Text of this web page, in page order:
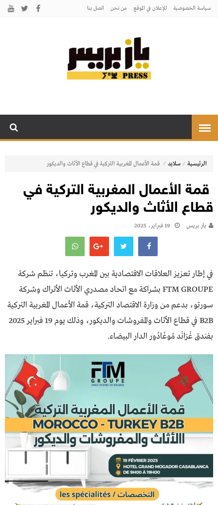
سياسة الخصوصية للإعلان في الموقع من نحن اتصل بنـا
الرئيسية ⁄ سلايد ⁄ قمة الأعمال المغربية التركية في قطاع الأثاث والديكور
قمة الأعمال المغربية التركية في
قطاع الأثاث والديكور
يـاز بريـس 19 فبراير، 2025
في إطار تعزيز العلاقات الاقتصادية بين المغرب وتركيا، تنظم شركة
FTM GROUPE بشراكة مع اتحاد مصدري الأثاث الأتراك وشركة
سورتو، بدعم من وزارة الاقتصاد التركية، قمة الأعمال المغربية التركية
B2B في قطاع الأثاث والمفروشات والديكور، وذلك يوم 19 فبراير 2025
بفندق غْرَانْد مُوغَادُور الدار البيضاء.